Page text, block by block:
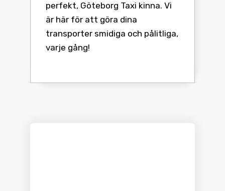
perfekt, Göteborg Taxi kinna. Vi
är här för att göra dina
transporter smidiga och pålitliga,
varje gång!